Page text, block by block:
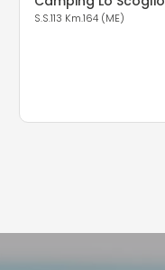
S.S.113 Km.164 (ME)